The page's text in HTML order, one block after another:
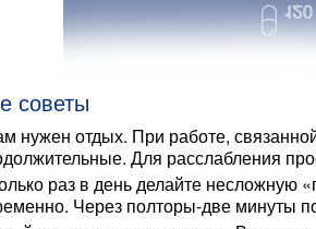
советы
нужен отдых. При работе,
Для расслабления
раз в день делайте несложную
Через полторы-две минуты